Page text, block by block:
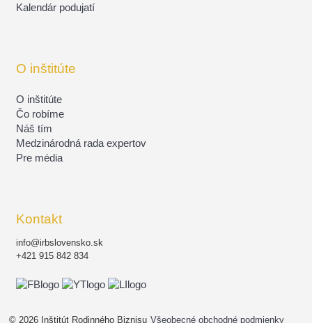
Kalendár podujatí
O inštitúte
O inštitúte
Čo robíme
Náš tím
Medzinárodná rada expertov
Pre média
Kontakt
info@irbslovensko.sk
+421 915 842 834
© 2026 Inštitút Rodinného Biznisu Všeobecné obchodné podmienky